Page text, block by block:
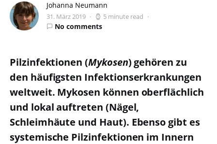
Johanna Neumann
31. März 2019 5 minute read
No comments
Pilzinfektionen (Mykosen) gehören zu
den häufigsten Infektionserkrankungen
weltweit. Mykosen können oberflächlich
und lokal auftreten (Nägel,
Schleimhäute und Haut). Ebenso gibt es
systemische Pilzinfektionen im Innern